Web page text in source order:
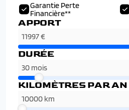
Garantie Perte
Financière**
APPORT
DURÉE
KILOMÈTRES PAR AN